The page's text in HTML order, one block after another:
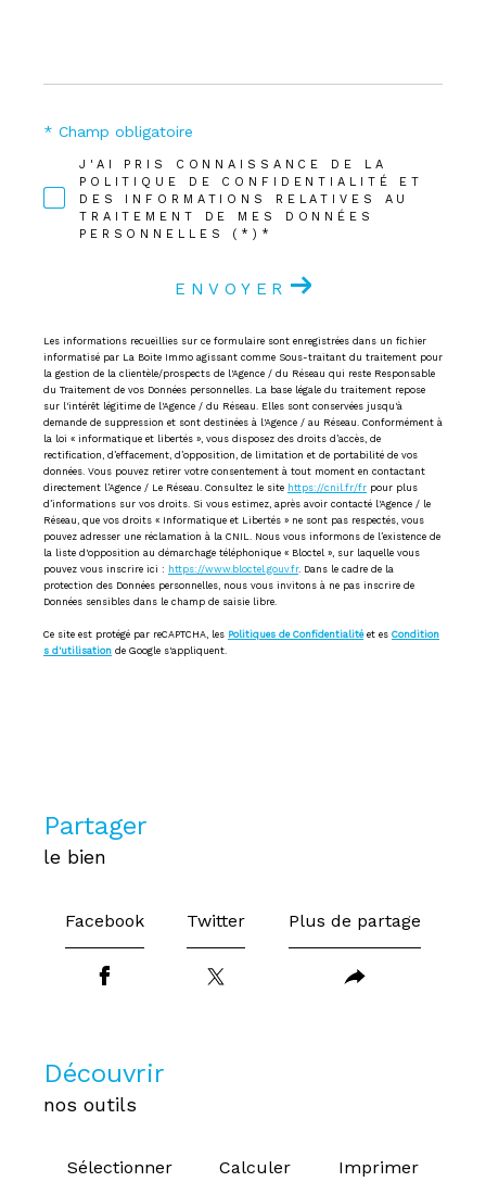
J'AI PRIS CONNAISSANCE DE LA
POLITIQUE DE CONFIDENTIALITÉ ET
DES INFORMATIONS RELATIVES AU
TRAITEMENT DE MES DONNÉES
PERSONNELLES (*)*
* Champ obligatoire
ENVOYER
Les informations recueillies sur ce formulaire sont enregistrées dans un fichier
informatisé par La Boite Immo agissant comme Sous-traitant du traitement pour
la gestion de la clientèle/prospects de l'Agence / du Réseau qui reste Responsable
du Traitement de vos Données personnelles. La base légale du traitement repose
sur l'intérêt légitime de l'Agence / du Réseau. Elles sont conservées jusqu'à
demande de suppression et sont destinées à l'Agence / au Réseau. Conformément à
la loi « informatique et libertés », vous disposez des droits d’accès, de
rectification, d’effacement, d’opposition, de limitation et de portabilité de vos
données. Vous pouvez retirer votre consentement à tout moment en contactant
directement l’Agence / Le Réseau. Consultez le site https://cnil.fr/fr pour plus
d’informations sur vos droits. Si vous estimez, après avoir contacté l'Agence / le
Réseau, que vos droits « Informatique et Libertés » ne sont pas respectés, vous
pouvez adresser une réclamation à la CNIL. Nous vous informons de l’existence de
la liste d'opposition au démarchage téléphonique « Bloctel », sur laquelle vous
pouvez vous inscrire ici : https://www.bloctel.gouv.fr. Dans le cadre de la
protection des Données personnelles, nous vous invitons à ne pas inscrire de
Données sensibles dans le champ de saisie libre.
Ce site est protégé par reCAPTCHA, les Politiques de Confidentialitéet es Condition
s d'utilisation de Google s'appliquent.
partager
le bien
Facebook Twitter Plus de partage
découvrir
nos outils
Sélectionner Calculer Imprimer